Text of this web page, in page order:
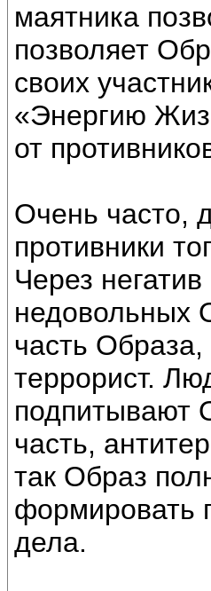
маятника
позволяет
своих
«Энергию
от
Очень часто,
противники
Через
недовольных
часть
террорист.
подпитывают
часть,
так Образ
формировать
дела.